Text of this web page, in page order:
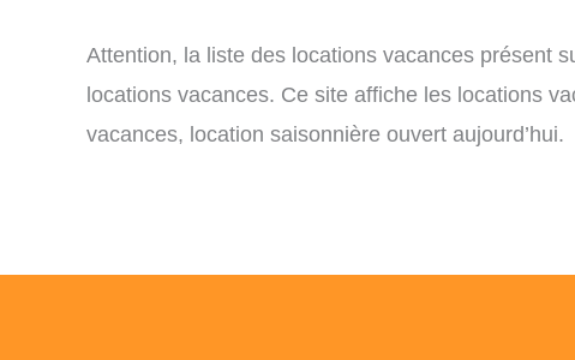
Attention, la liste des locations vacances présent
locations vacances. Ce site affiche les locations
vacances, location saisonnière ouvert aujourd’hui.